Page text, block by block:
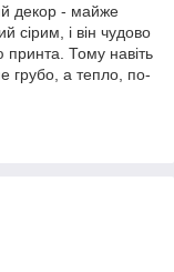
декор - майже
сірим, і він чудово
принта. Тому навіть
грубо, а тепло, по-